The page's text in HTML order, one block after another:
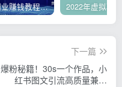
微头条副业赚钱教程，项目单号单天做到50-100+收益
下一篇
爆粉秘籍！30s一个作品，小
红书图文引流高质量兼职